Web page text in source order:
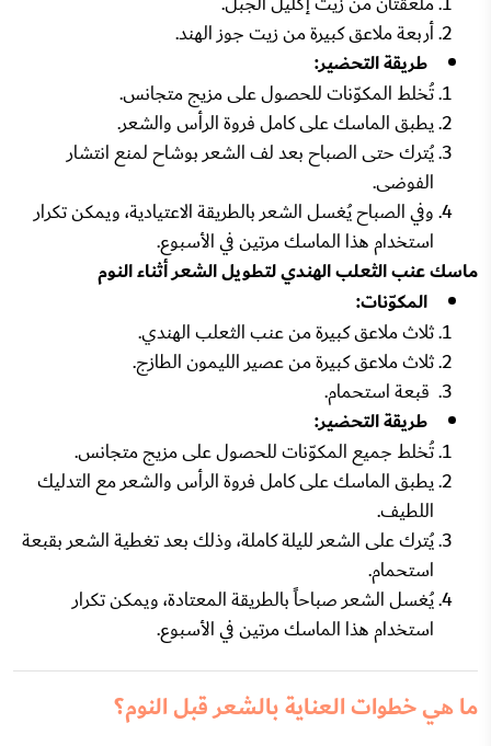
أربعة ملاعق كبيرة من زيت جوز الهند.
طريقة التحضير:
تُخلط المكوّنات للحصول على مزيج متجانس.
يطبق الماسك على كامل فروة الرأس والشعر.
يُترك حتى الصباح بعد لف الشعر بوشاح لمنع انتشار
الفوضى.
وفي الصباح يُغسل الشعر بالطريقة الاعتيادية، ويمكن تكرار
استخدام هذا الماسك مرتين في الأسبوع.
ماسك عنب الثعلب الهندي لتطويل الشعر أثناء النوم
المكوّنات:
ثلاث ملاعق كبيرة من عنب الثعلب الهندي.
ثلاث ملاعق كبيرة من عصير الليمون الطازج.
قبعة استحمام.
طريقة التحضير:
تُخلط جميع المكوّنات للحصول على مزيج متجانس.
يطبق الماسك على كامل فروة الرأس والشعر مع التدليك
اللطيف.
يُترك على الشعر لليلة كاملة، وذلك بعد تغطية الشعر بقبعة
استحمام.
يُغسل الشعر صباحاً بالطريقة المعتادة، ويمكن تكرار
استخدام هذا الماسك مرتين في الأسبوع.
ما هي خطوات العناية بالشعر قبل النوم؟